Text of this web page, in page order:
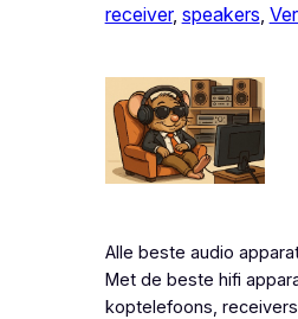
receiver, speakers
Alle beste audio
Met de beste hifi
koptelefoons,